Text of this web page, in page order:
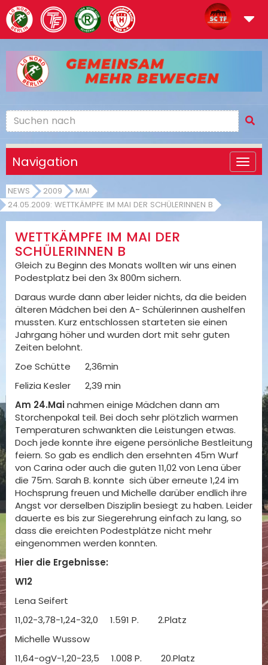
Navigation
NEWS 2009
MAI
24.05.2009: WETTKÄMPFE IM MAI DER SCHÜLERINNEN B
WETTKÄMPFE IM MAI DER
SCHÜLERINNEN B
Gleich zu Beginn des Monats wollten wir uns einen
Podestplatz bei den 3x 800m sichern.
Daraus wurde dann aber leider nichts, da die beiden
älteren Mädchen bei den A- Schülerinnen aushelfen
mussten. Kurz entschlossen starteten sie einen
Jahrgang höher und wurden dort mit sehr guten
Zeiten belohnt.
Zoe Schütte 2,36min
Felizia Kesler 2,39 min
Am 24.Mainahmen einige Mädchen dann am
Storchenpokal teil. Bei doch sehr plötzlich warmen
Temperaturen schwankten die Leistungen etwas.
Doch jede konnte ihre eigene persönliche Bestleitung
feiern. So gab es endlich den ersehnten 45m Wurf
von Carina oder auch die guten 11,02 von Lena über
die 75m. Sarah B. konnte sich über erneute 1,24 im
Hochsprung freuen und Michelle darüber endlich ihre
Angst vor derselben Disziplin besiegt zu haben. Leider
dauerte es bis zur Siegerehrung einfach zu lang, so
dass die ereichten Podestplätze nicht mehr
eingenommen werden konnten.
Hier die Ergebnisse:
W12
Lena Seifert
11,02-3,78-1,24-32,0 1.591 P. 2.Platz
Michelle Wussow
11,64-ogV-1,20-23,5 1.008 P. 20.Platz